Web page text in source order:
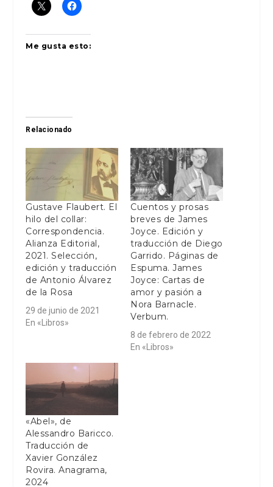
Me gusta esto:
Relacionado
Gustave Flaubert. El
hilo del collar:
Correspondencia.
Alianza Editorial,
2021. Selección,
edición y traducción
de Antonio Álvarez
de la Rosa
29 de junio de 2021
En «Libros»
Cuentos y prosas
breves de James
Joyce. Edición y
traducción de Diego
Garrido. Páginas de
Espuma. James
Joyce: Cartas de
amor y pasión a
Nora Barnacle.
Verbum.
8 de febrero de 2022
En «Libros»
«Abel», de
Alessandro Baricco.
Traducción de
Xavier González
Rovira. Anagrama,
2024